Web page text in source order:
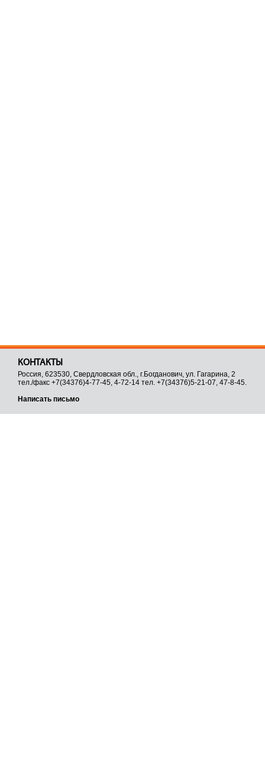
КОНТАКТЫ
Россия, 623530, Свердловская обл., г.Богданович, ул. Гагарина, 2
тел./факс +7(34376)4-77-45, 4-72-14 тел. +7(34376)5-21-07, 47-8-45.
Написать письмо